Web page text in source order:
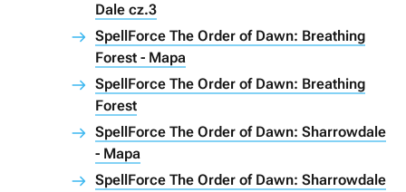
Dale cz.3
SpellForce The Order of Dawn: Breathing
Forest - Mapa
SpellForce The Order of Dawn: Breathing
Forest
SpellForce The Order of Dawn: Sharrowdale
- Mapa
SpellForce The Order of Dawn: Sharrowdale